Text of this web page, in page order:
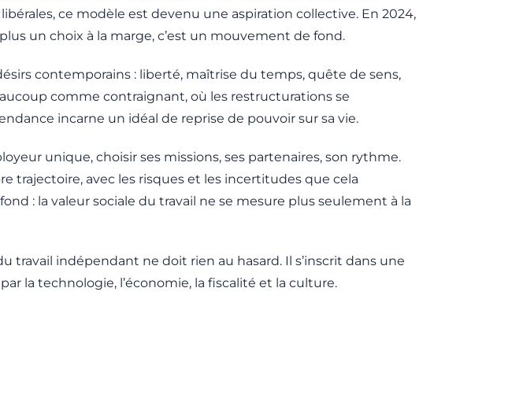
ce modèle est devenu une aspiration collective. En 2024,
un choix à la marge, c’est un mouvement de fond.
contemporains : liberté, maîtrise du temps, quête de sens,
comme contraignant, où les restructurations se
incarne un idéal de reprise de pouvoir sur sa vie.
unique, choisir ses missions, ses partenaires, son rythme.
trajectoire, avec les risques et les incertitudes que cela
: la valeur sociale du travail ne se mesure plus seulement à la
travail indépendant ne doit rien au hasard. Il s’inscrit dans une
la technologie, l’économie, la fiscalité et la culture.